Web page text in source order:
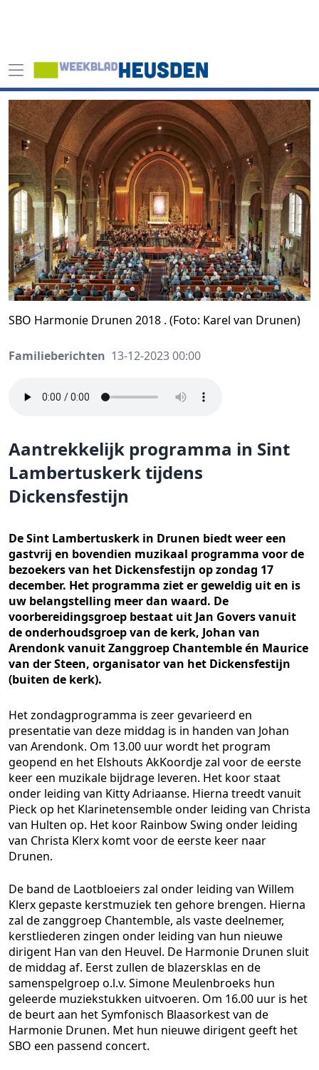
SBO Harmonie Drunen 2018 . (Foto: Karel van Drunen)
Familieberichten 13-12-2023 00:00
Aantrekkelijk programma in Sint
Lambertuskerk tijdens
Dickensfestijn
De Sint Lambertuskerk in Drunen biedt weer een
gastvrij en bovendien muzikaal programma voor de
bezoekers van het Dickensfestijn op zondag 17
december. Het programma ziet er geweldig uit en is
uw belangstelling meer dan waard. De
voorbereidingsgroep bestaat uit Jan Govers vanuit
de onderhoudsgroep van de kerk, Johan van
Arendonk vanuit Zanggroep Chantemble én Maurice
van der Steen, organisator van het Dickensfestijn
(buiten de kerk).
Het zondagprogramma is zeer gevarieerd en
presentatie van deze middag is in handen van Johan
van Arendonk. Om 13.00 uur wordt het program
geopend en het Elshouts AkKoordje zal voor de eerste
keer een muzikale bijdrage leveren. Het koor staat
onder leiding van Kitty Adriaanse. Hierna treedt vanuit
Pieck op het Klarinetensemble onder leiding van Christa
van Hulten op. Het koor Rainbow Swing onder leiding
van Christa Klerx komt voor de eerste keer naar
Drunen.
De band de Laotbloeiers zal onder leiding van Willem
Klerx gepaste kerstmuziek ten gehore brengen. Hierna
zal de zanggroep Chantemble, als vaste deelnemer,
kerstliederen zingen onder leiding van hun nieuwe
dirigent Han van den Heuvel. De Harmonie Drunen sluit
de middag af. Eerst zullen de blazersklas en de
samenspelgroep o.l.v. Simone Meulenbroeks hun
geleerde muziekstukken uitvoeren. Om 16.00 uur is het
de beurt aan het Symfonisch Blaasorkest van de
Harmonie Drunen. Met hun nieuwe dirigent geeft het
SBO een passend concert.